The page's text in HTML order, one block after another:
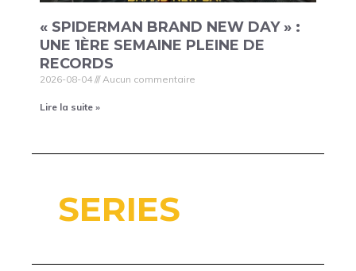
« SPIDERMAN BRAND NEW DAY » :
UNE 1ÈRE SEMAINE PLEINE DE
RECORDS
2026-08-04 Aucun commentaire
Lire la suite »
SERIES